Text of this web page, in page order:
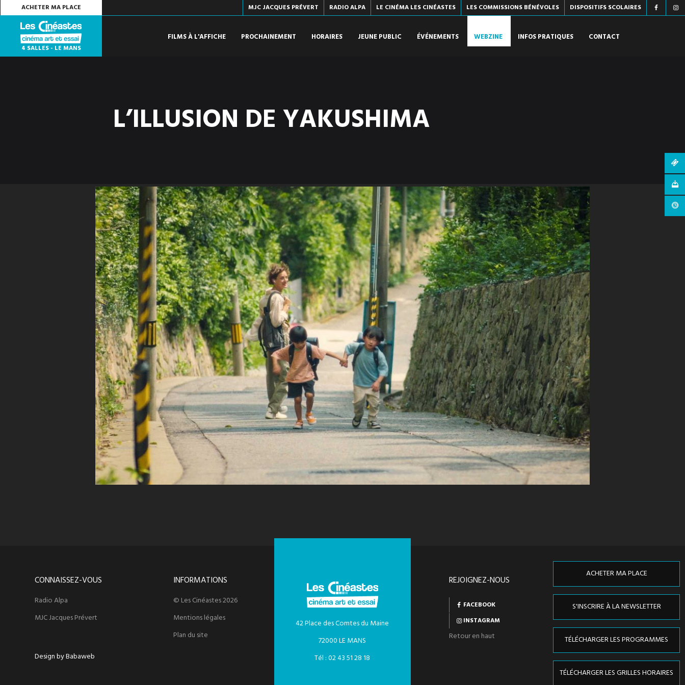
ACHETER MA PLACE MJC JACQUES PRÉVERT RADIO ALPA LE CINÉMA LES CINÉASTES LES COMMISSIONS BÉNÉVOLES DISPOSITIFS SCOLAIRES
4 SALLES - LE MANS
FILMS À L'AFFICHE PROCHAINEMENT HORAIRES JEUNE PUBLIC ÉVÉNEMENTS WEBZINE INFOS PRATIQUES CONTACT
L’ILLUSION DE YAKUSHIMA
CONNAISSEZ-VOUS
Radio Alpa
MJC Jacques Prévert
Design by Babaweb
INFORMATIONS
© Les Cinéastes 2026
Mentions légales
Plan du site
42 Place des Comtes du Maine
72000 LE MANS
Tél : 02 43 51 28 18
REJOIGNEZ-NOUS
FACEBOOK
INSTAGRAM
Retour en haut
ACHETER MA PLACE
S'INSCRIRE À LA NEWSLETTER
TÉLÉCHARGER LES PROGRAMMES
TÉLÉCHARGER LES GRILLES HORAIRES